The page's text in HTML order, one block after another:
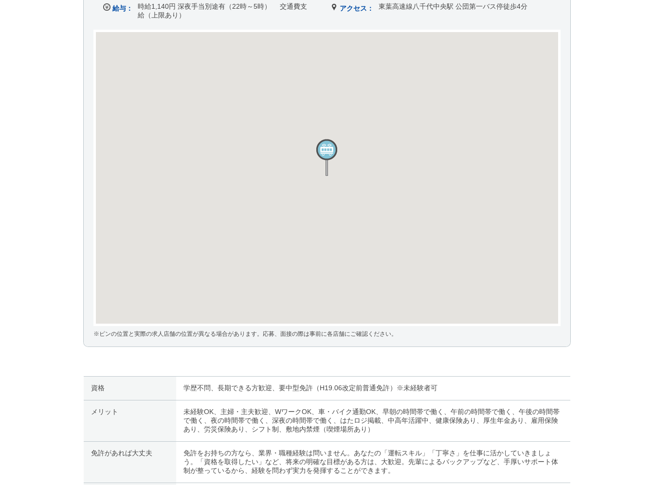
給与：
時給1,140円 深夜手当別途有（22時～5時） 交通費支
給（上限あり）
アクセス： 東葉高速線八千代中央駅 公団第一バス停徒歩4分
※ピンの位置と実際の求人店舗の位置が異なる場合があります。応募、面接の際は事前に各店舗にご確認ください。
資格 学歴不問、長期できる方歓迎、要中型免許（H19.06改定前普通免許）※未経験者可
メリット
未経験OK、主婦・主夫歓迎、WワークOK、車・バイク通勤OK、早朝の時間帯で働く、午前の時間帯で働く、午後の時間帯
で働く、夜の時間帯で働く、深夜の時間帯で働く、はたロジ掲載、中高年活躍中、健康保険あり、厚生年金あり、雇用保険
あり、労災保険あり、シフト制、敷地内禁煙（喫煙場所あり）
免許があれば大丈夫
免許をお持ちの方なら、業界・職種経験は問いません。あなたの「運転スキル」「丁寧さ」を仕事に活かしていきましょ
う。「資格を取得したい」など、将来の明確な目標がある方は、大歓迎。先輩によるバックアップなど、手厚いサポート体
制が整っているから、経験を問わず実力を発揮することができます。